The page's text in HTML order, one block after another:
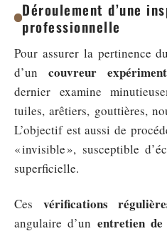
Déroulement d’une
professionnelle
Pour assurer la pertinence
d’un couvreur
dernier examine
tuiles, arêtiers, gouttières,
L’objectif est aussi de
« invisible », susceptible
superficielle.
Ces vérifications
angulaire d’un entretien